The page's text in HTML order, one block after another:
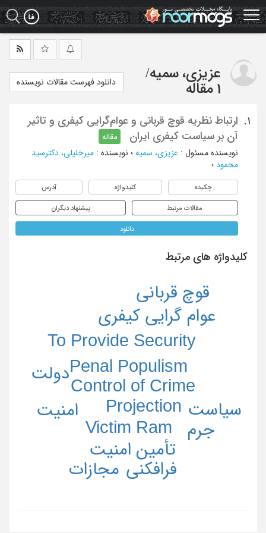
Skip
to
main
عزیزی، سمیه/
1 مقاله
دانلود فهرست مقالات نویسنده
1.
ارتباط نظریه قوچ قربانی و عوام‌گرایی کیفری و تاثیر
آن بر سیاست کیفری ایران
مقاله
نویسنده مسئول : عزیزی، سمیه ؛ نویسنده : میرخلیلی، دکترسید
محمود ؛
چکیده کلیدواژه آدرس
مقالات مرتبط پیشنهاد دیگران
دانلود
کلیدواژه های مرتبط
Control of Crime
Penal Populism
Projection
To Provide Security
Victim Ram
تأمين امنيت
عوام گرایی کیفری
فرافکنی
قوچ قربانی
امنیت
جرم
دولت
سیاست
مجازات